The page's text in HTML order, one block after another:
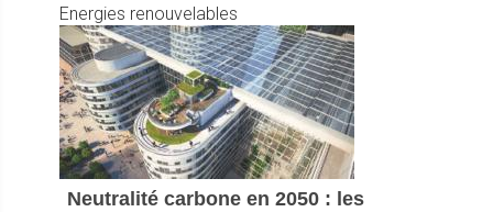
Energies renouvelables
Neutralité carbone en 2050 : les